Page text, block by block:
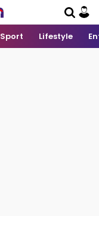
Sport Lifestyle